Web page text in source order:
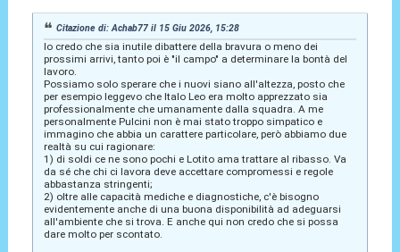
Citazione di: Achab77 il 15 Giu 2026, 15:28
Io credo che sia inutile dibattere della bravura o meno dei
prossimi arrivi, tanto poi è "il campo" a determinare la bontà del
lavoro.
Possiamo solo sperare che i nuovi siano all'altezza, posto che
per esempio leggevo che Italo Leo era molto apprezzato sia
professionalmente che umanamente dalla squadra. A me
personalmente Pulcini non è mai stato troppo simpatico e
immagino che abbia un carattere particolare, però abbiamo due
realtà su cui ragionare:
1) di soldi ce ne sono pochi e Lotito ama trattare al ribasso. Va
da sé che chi ci lavora deve accettare compromessi e regole
abbastanza stringenti;
2) oltre alle capacità mediche e diagnostiche, c'è bisogno
evidentemente anche di una buona disponibilità ad adeguarsi
all'ambiente che si trova. E anche qui non credo che si possa
dare molto per scontato.